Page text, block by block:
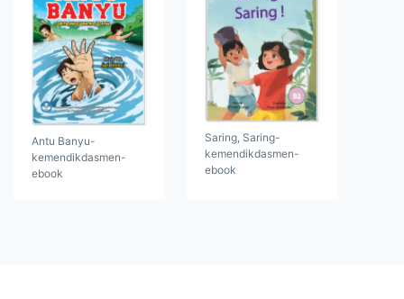
Antu Banyu-
kemendikdasmen-
ebook
Saring, Saring-
kemendikdasmen-
ebook